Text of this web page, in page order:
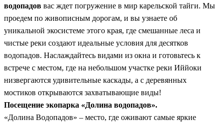
водопадов вас ждет погружение в мир карельской тайги. Мы
проедем по живописным дорогам, и вы узнаете об
уникальной экосистеме этого края, где смешанные леса и
чистые реки создают идеальные условия для десятков
водопадов. Наслаждайтесь видами из окна и готовьтесь к
встрече с местом, где на небольшом участке реки Иййоки
низвергаются удивительные каскады, а с деревянных
мостиков открываются захватывающие виды!
Посещение экопарка «Долина водопадов».
«Долина Водопадов» – место, где оживают самые яркие